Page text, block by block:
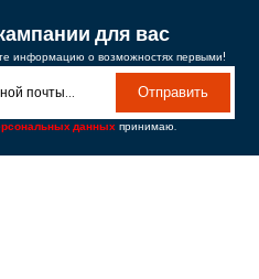
для вас
информацию о возможностях первыми!
Отправить
данныхпринимаю.